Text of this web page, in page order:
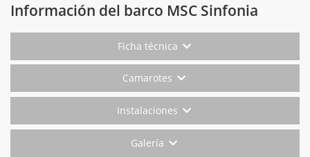
Información del barco MSC Sinfonia
Ficha técnica
Camarotes
Instalaciones
Galería